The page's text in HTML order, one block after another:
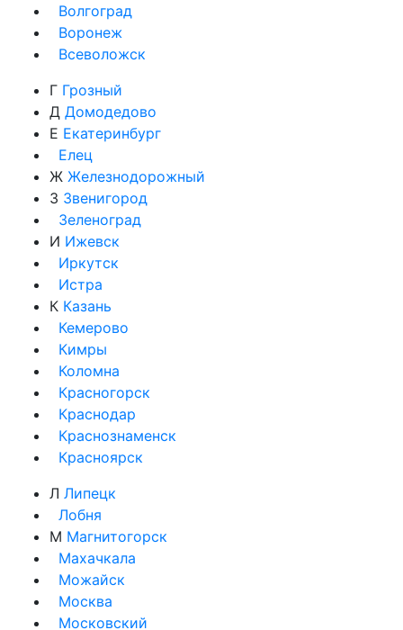
Волгоград
Воронеж
Всеволожск
Г Грозный
Д Домодедово
Е Екатеринбург
Елец
Ж Железнодорожный
З Звенигород
Зеленоград
И Ижевск
Иркутск
Истра
К Казань
Кемерово
Кимры
Коломна
Красногорск
Краснодар
Краснознаменск
Красноярск
Л Липецк
Лобня
М Магнитогорск
Махачкала
Можайск
Москва
Московский